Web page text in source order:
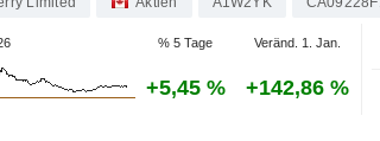
% 5 Tage Veränd. 1. Jan.
+5,45 % +142,86 %